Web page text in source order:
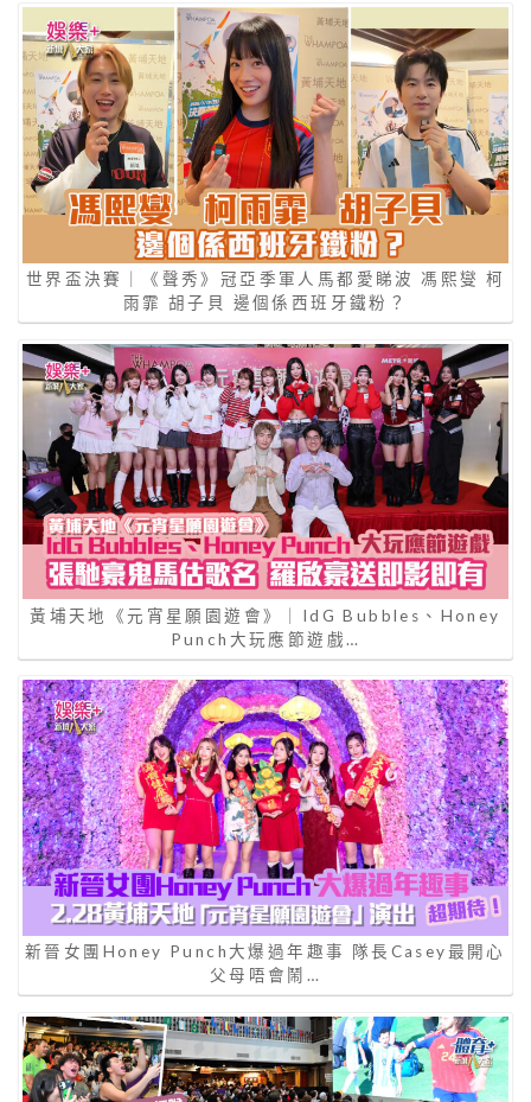
世界盃決賽｜《聲秀》冠亞季軍人馬都愛睇波 馮熙燮 柯
雨霏 胡子貝 邊個係西班牙鐵粉？
黃埔天地《元宵星願園遊會》｜IdG Bubbles、Honey
Punch大玩應節遊戲…
新晉女團Honey Punch大爆過年趣事 隊長Casey最開心
父母唔會鬧…